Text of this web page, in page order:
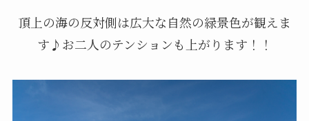
頂上の海の反対側は広大な自然の緑景色が観えま
す♪お二人のテンションも上がります！！